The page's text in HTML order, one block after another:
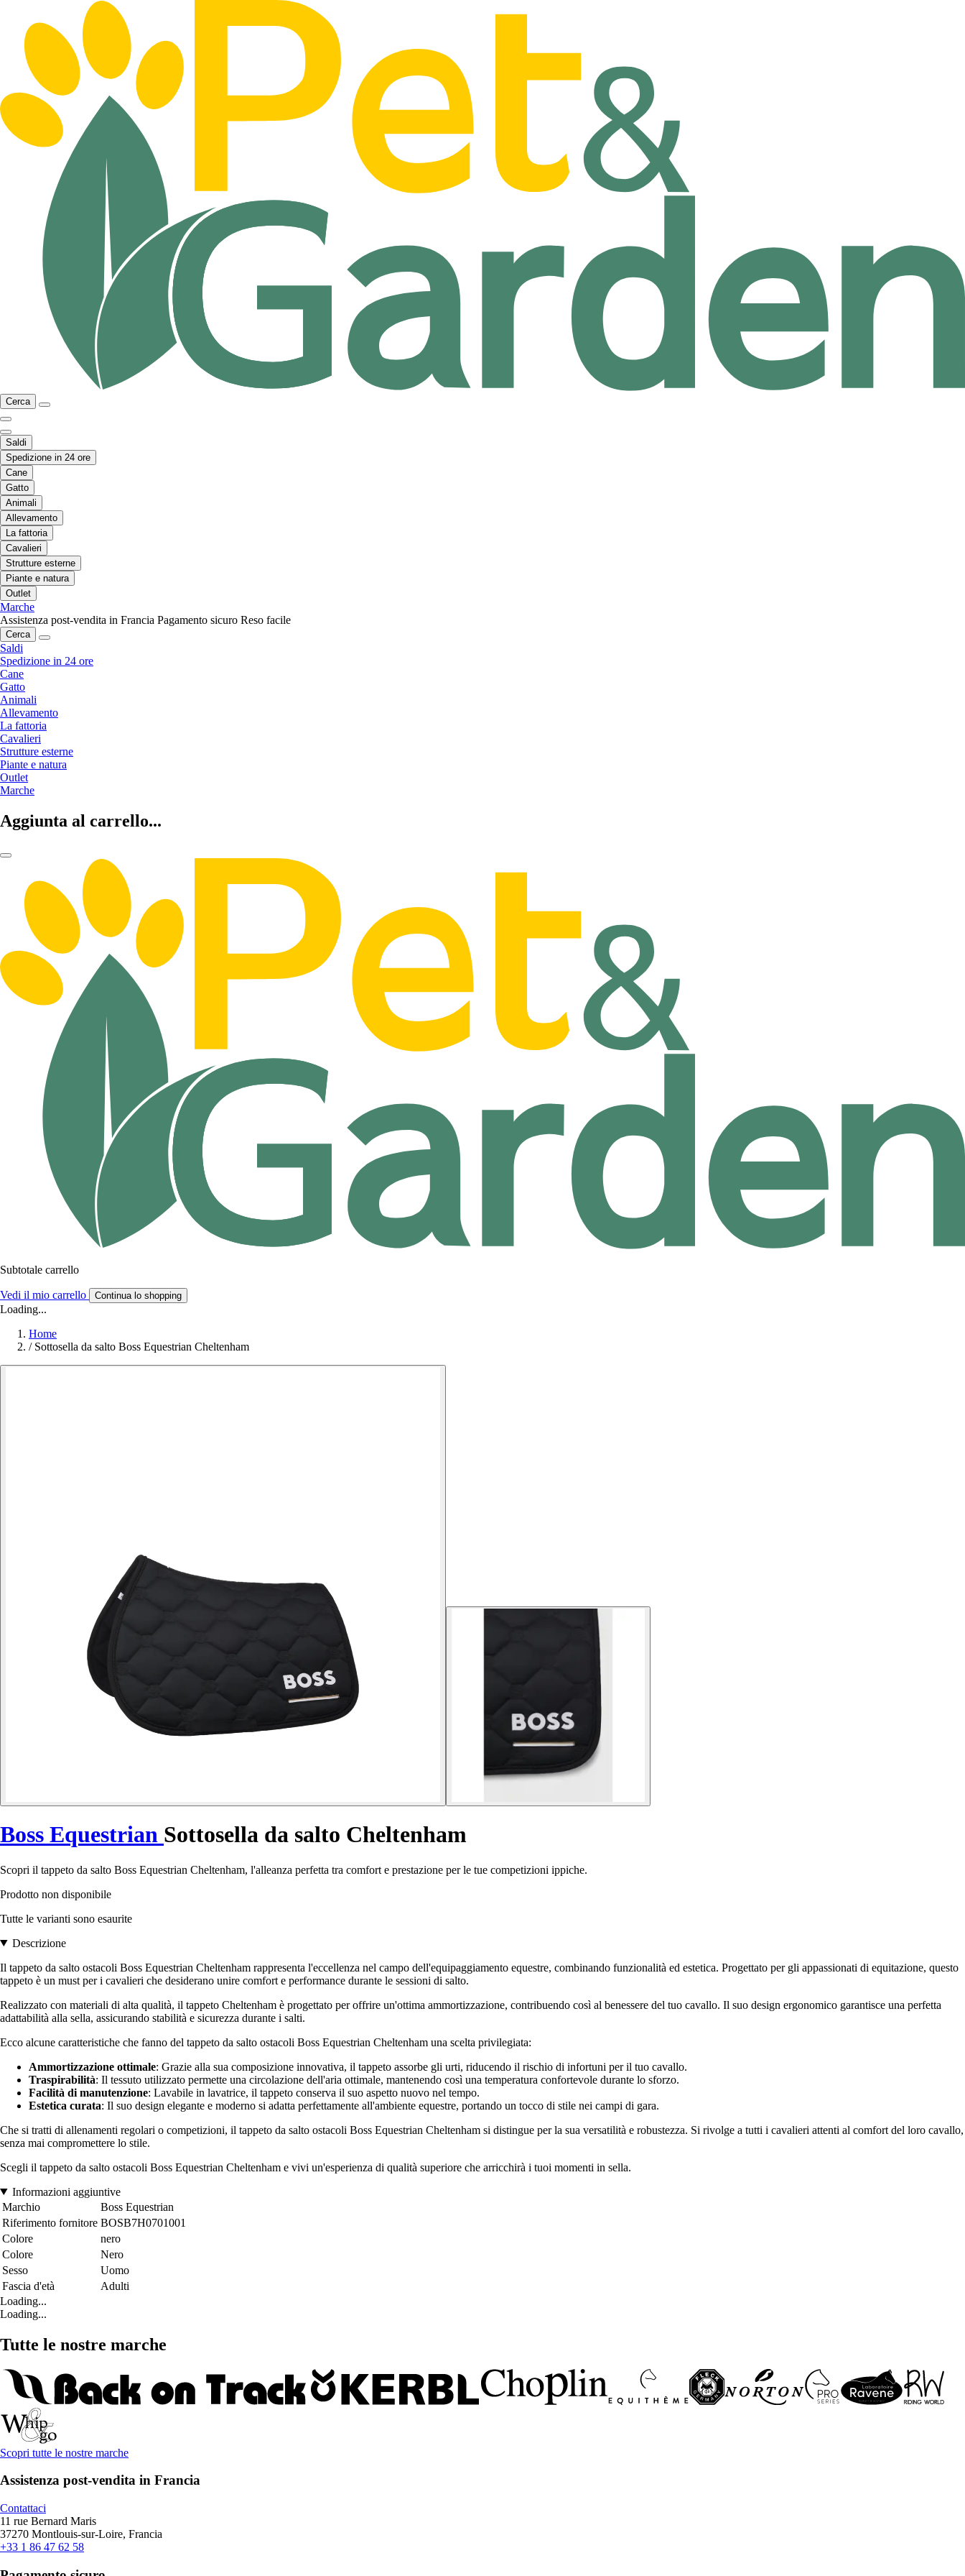
Cerca
Saldi
Spedizione in 24 ore
Cane
Gatto
Animali
Allevamento
La fattoria
Cavalieri
Strutture esterne
Piante e natura
Outlet
Marche
Assistenza post-vendita in Francia Pagamento sicuro Reso facile
Cerca
Saldi
Spedizione in 24 ore
Cane
Gatto
Animali
Allevamento
La fattoria
Cavalieri
Strutture esterne
Piante e natura
Outlet
Marche
Aggiunta al carrello...
Subtotale carrello
Vedi il mio carrello Continua lo shopping
Loading...
Home
/ Sottosella da salto Boss Equestrian Cheltenham
Boss Equestrian Sottosella da salto Cheltenham
Scopri il tappeto da salto Boss Equestrian Cheltenham, l'alleanza perfetta tra comfort e prestazione per le tue competizioni ippiche.
Prodotto non disponibile
Tutte le varianti sono esaurite
Descrizione
Il tappeto da salto ostacoli Boss Equestrian Cheltenham rappresenta l'eccellenza nel campo dell'equipaggiamento equestre, combinando funzionalità ed estetica. Progettato per gli appassionati di equitazione, questo
tappeto è un must per i cavalieri che desiderano unire comfort e performance durante le sessioni di salto.
Realizzato con materiali di alta qualità, il tappeto Cheltenham è progettato per offrire un'ottima ammortizzazione, contribuendo così al benessere del tuo cavallo. Il suo design ergonomico garantisce una perfetta
adattabilità alla sella, assicurando stabilità e sicurezza durante i salti.
Ecco alcune caratteristiche che fanno del tappeto da salto ostacoli Boss Equestrian Cheltenham una scelta privilegiata:
Ammortizzazione ottimale: Grazie alla sua composizione innovativa, il tappeto assorbe gli urti, riducendo il rischio di infortuni per il tuo cavallo.
Traspirabilità: Il tessuto utilizzato permette una circolazione dell'aria ottimale, mantenendo così una temperatura confortevole durante lo sforzo.
Facilità di manutenzione: Lavabile in lavatrice, il tappeto conserva il suo aspetto nuovo nel tempo.
Estetica curata: Il suo design elegante e moderno si adatta perfettamente all'ambiente equestre, portando un tocco di stile nei campi di gara.
Che si tratti di allenamenti regolari o competizioni, il tappeto da salto ostacoli Boss Equestrian Cheltenham si distingue per la sua versatilità e robustezza. Si rivolge a tutti i cavalieri attenti al comfort del loro cavallo,
senza mai compromettere lo stile.
Scegli il tappeto da salto ostacoli Boss Equestrian Cheltenham e vivi un'esperienza di qualità superiore che arricchirà i tuoi momenti in sella.
Informazioni aggiuntive
Marchio
Boss Equestrian
Riferimento fornitore BOSB7H0701001
Colore
nero
Colore
Nero
Sesso
Uomo
Fascia d'età
Adulti
Loading...
Loading...
Tutte le nostre marche
Scopri tutte le nostre marche
Assistenza post-vendita in Francia
Contattaci
11 rue Bernard Maris
37270 Montlouis-sur-Loire, Francia
+33 1 86 47 62 58